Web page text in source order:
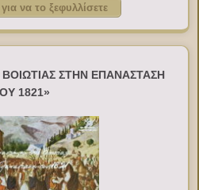
να το ξεφυλλίσετε
ΣΤΗΝ ΕΠΑΝΑΣΤΑΣΗ
1821»